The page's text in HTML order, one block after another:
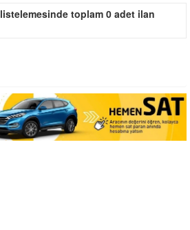
listelemesinde toplam 0 adet ilan